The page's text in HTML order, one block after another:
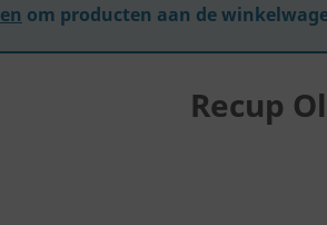
om producten aan de
Recup